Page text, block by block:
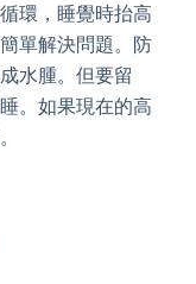
環，睡覺時抬高
單解決問題。防
水腫。但要留
。如果現在的高